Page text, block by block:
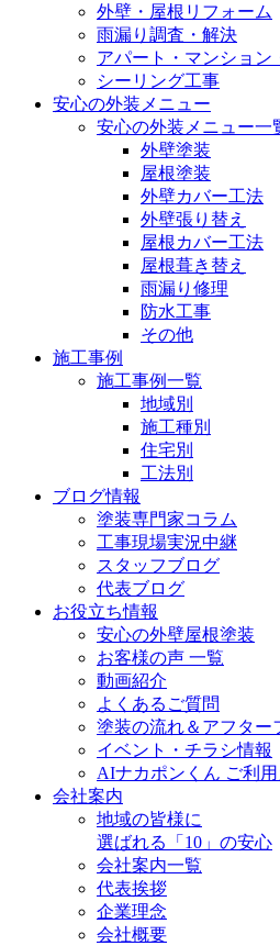
外壁・屋根リフォーム
雨漏り調査・解決
アパート・マンション
シーリング工事
安心の外装メニュー
安心の外装メニュー一
外壁塗装
屋根塗装
外壁カバー工法
外壁張り替え
屋根カバー工法
屋根葺き替え
雨漏り修理
防水工事
その他
施工事例
施工事例一覧
地域別
施工種別
住宅別
工法別
ブログ情報
塗装専門家コラム
工事現場実況中継
スタッフブログ
代表ブログ
お役立ち情報
安心の外壁屋根塗装
お客様の声 一覧
動画紹介
よくあるご質問
塗装の流れ＆アフター
イベント・チラシ情報
AIナカポンくん ご利用
会社案内
地域の皆様に
選ばれる「10」の安心
会社案内一覧
代表挨拶
企業理念
会社概要